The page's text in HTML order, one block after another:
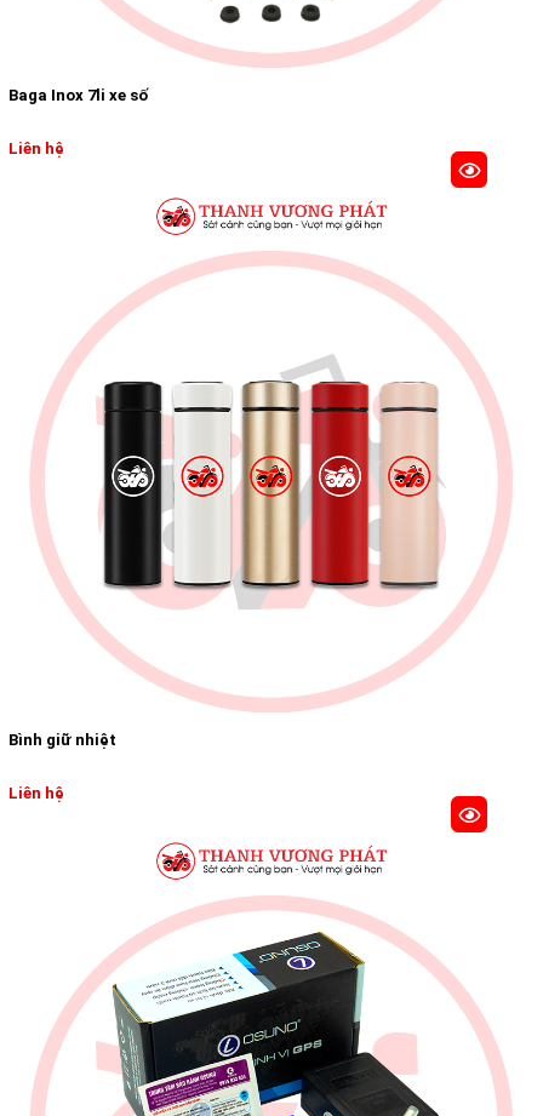
Baga Inox 7li xe số
Liên hệ
Bình giữ nhiệt
Liên hệ